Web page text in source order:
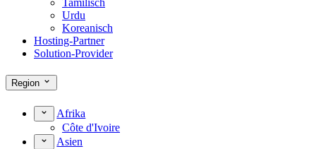
Urdu
Koreanisch
Hosting-Partner
Solution-Provider
Region
Afrika
Côte d'Ivoire
Asien